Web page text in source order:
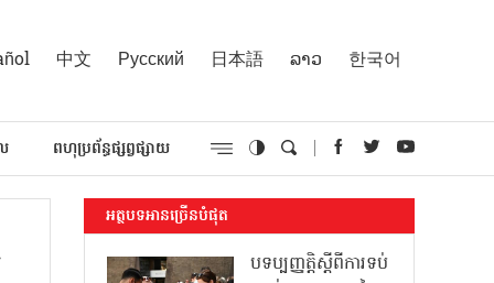
中文 Русский 日本語 ລາວ 한국어
ពហុប្រព័ន្ធផ្សព្វផ្សាយ
អត្ថបទអានច្រើនបំផុត
បទប្បញ្ញត្តិស្តីពីការទប់